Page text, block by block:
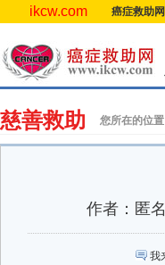
ikcw.com 癌症救助网
慈善救助 您所在的位置
作者： 匿名
我